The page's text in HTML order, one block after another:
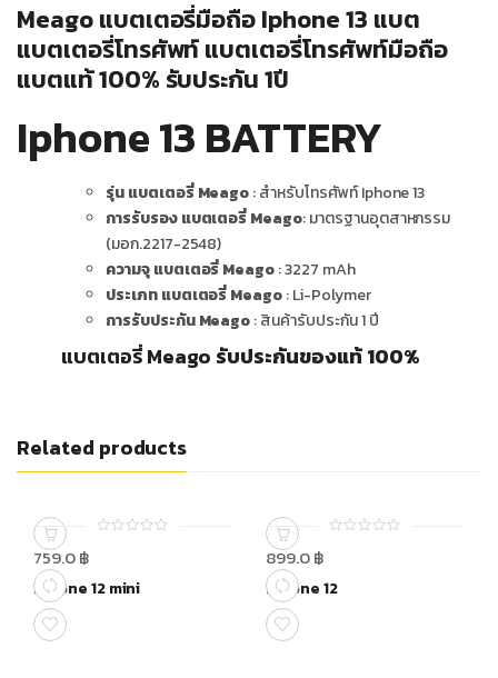
Meago แบตเตอรี่มือถือ Iphone 13 แบต
แบตเตอรี่โทรศัพท์ แบตเตอรี่โทรศัพท์มือถือ
แบตแท้ 100% รับประกัน 1ปี
Iphone 13 BATTERY
รุ่น แบตเตอรี่ Meago: สำหรับโทรศัพท์ Iphone 13
การรับรอง แบตเตอรี่ Meago: มาตรฐานอุตสาหกรรม
(มอก.2217-2548)
ความจุ แบตเตอรี่ Meago: 3227 mAh
ประเภท แบตเตอรี่ Meago: Li-Polymer
การรับประกัน Meago: สินค้ารับประกัน 1 ปี
แบตเตอรี่ Meago รับประกันของแท้ 100%
Related products
5
759.0฿
Iphone 12 mini
5
899.0฿
Iphone 12